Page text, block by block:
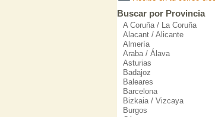
Buscar por Provincia
A Coruña / La Coruña
Alacant / Alicante
Almería
Araba / Álava
Asturias
Badajoz
Baleares
Barcelona
Bizkaia / Vizcaya
Burgos